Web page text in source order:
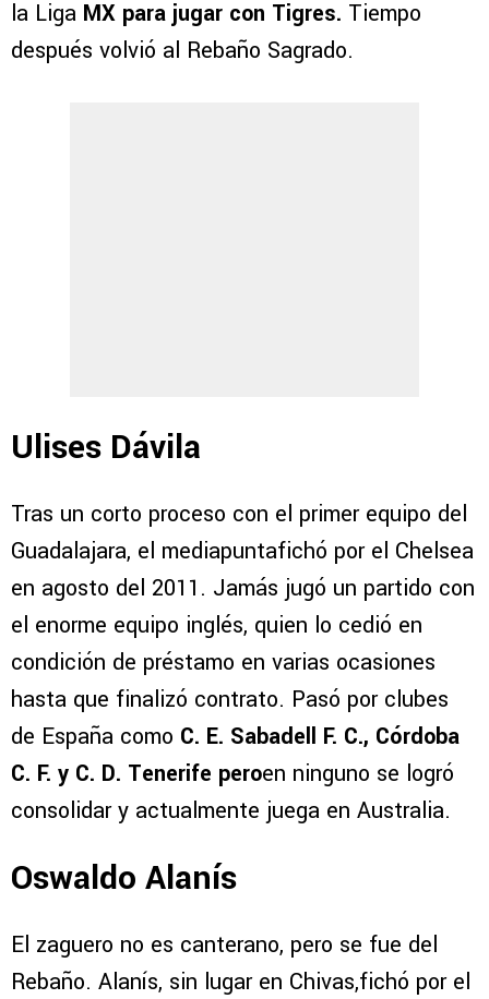
la Liga MX para jugar con Tigres. Tiempo
después volvió al Rebaño Sagrado.
Ulises Dávila
Tras un corto proceso con el primer equipo del
Guadalajara, el mediapuntafichó por el Chelsea
en agosto del 2011. Jamás jugó un partido con
el enorme equipo inglés, quien lo cedió en
condición de préstamo en varias ocasiones
hasta que finalizó contrato. Pasó por clubes
de España como C. E. Sabadell F. C., Córdoba
C. F. y C. D. Tenerife peroen ninguno se logró
consolidar y actualmente juega en Australia.
Oswaldo Alanís
El zaguero no es canterano, pero se fue del
Rebaño. Alanís, sin lugar en Chivas,fichó por el